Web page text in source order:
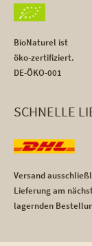
BioNaturel ist
öko-zertifiziert.
DE-ÖKO-001
SCHNELLE
Versand
Lieferung am
lagernden